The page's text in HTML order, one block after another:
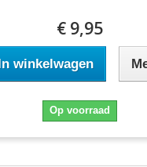
€ 9,95
In winkelwagen
Op voorraad